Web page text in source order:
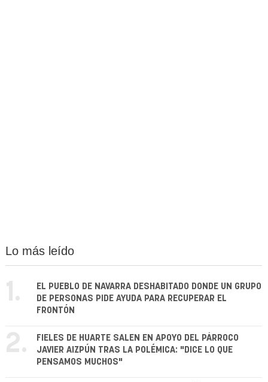
Lo más leído
1.
EL PUEBLO DE NAVARRA DESHABITADO DONDE UN GRUPO
DE PERSONAS PIDE AYUDA PARA RECUPERAR EL
FRONTÓN
2.
FIELES DE HUARTE SALEN EN APOYO DEL PÁRROCO
JAVIER AIZPÚN TRAS LA POLÉMICA: "DICE LO QUE
PENSAMOS MUCHOS"